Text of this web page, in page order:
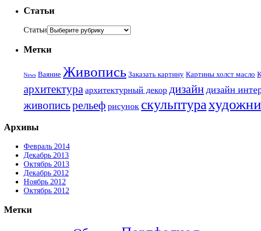
Статьи
Статьи
Метки
News Ваяние Живопись Заказать картину Картины холст масло
архитектура архитектурный декор дизайндизайн
живописьрельеф рисунок скульптура
Архивы
Февраль 2014
Декабрь 2013
Октябрь 2013
Декабрь 2012
Ноябрь 2012
Октябрь 2012
Метки